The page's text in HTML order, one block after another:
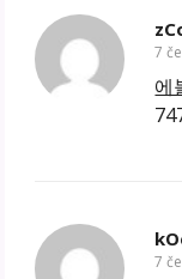
7
에
7